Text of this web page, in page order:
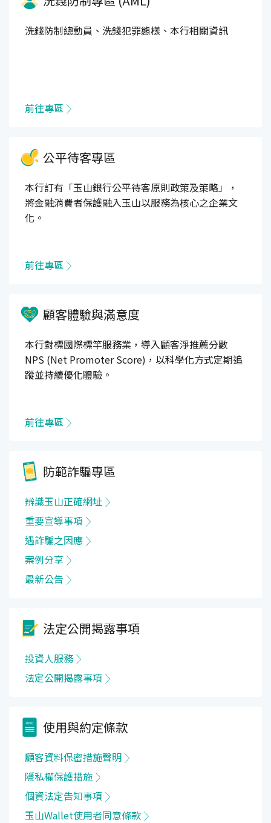
洗錢防制總動員、洗錢犯罪態樣、本行相關資訊
前往專區
公平待客專區
本行訂有「玉山銀行公平待客原則政策及策略」，
將金融消費者保護融入玉山以服務為核心之企業文
化。
前往專區
顧客體驗與滿意度
本行對標國際標竿服務業，導入顧客淨推薦分數
NPS (Net Promoter Score)，以科學化方式定期追
蹤並持續優化體驗。
前往專區
防範詐騙專區
辨識玉山正確網址
重要宣導事項
遇詐騙之因應
案例分享
最新公告
法定公開揭露事項
投資人服務
法定公開揭露事項
使用與約定條款
顧客資料保密措施聲明
隱私權保護措施
個資法定告知事項
玉山Wallet使用者同意條款